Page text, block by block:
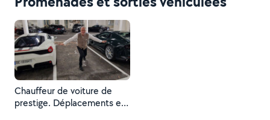
Formateur commercial (4
Anciennement Directeur
d'agence commercial et
Directeur de Centre de
profit.
Chauffeur de voiture de
prestige. Déplacements en